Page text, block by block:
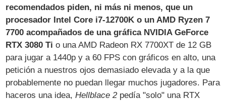
recomendados piden, ni más ni menos, que un
procesador Intel Core i7-12700K o un AMD Ryzen 7
7700 acompañados de una gráfica NVIDIA GeForce
RTX 3080 Ti o una AMD Radeon RX 7700XT de 12 GB
para jugar a 1440p y a 60 FPS con gráficos en alto, una
petición a nuestros ojos demasiado elevada y a la que
probablemente no puedan llegar muchos jugadores. Para
haceros una idea,Hellblace 2pedía "solo" una RTX